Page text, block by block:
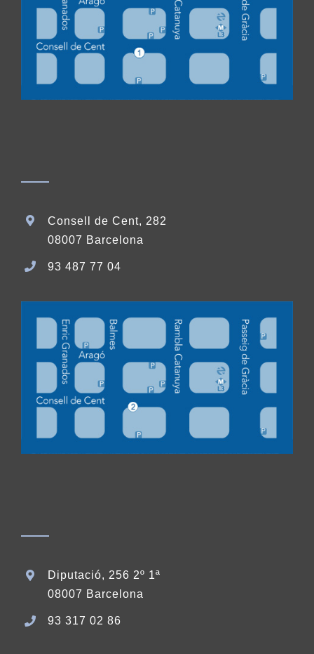
Consell de Cent, 282
08007 Barcelona
93 487 77 04
Diputació, 256 2º 1ª
08007 Barcelona
93 317 02 86